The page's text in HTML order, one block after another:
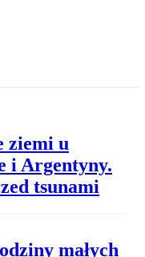
ziemi u
i Argentyny.
tsunami
małych